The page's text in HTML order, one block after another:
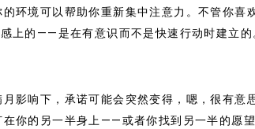
环境可以帮助你重新集中注意力。不管你喜
上的——是在有意识而不是快速行动时建立的
影响下，承诺可能会突然变得，嗯，很有意思
你的另一半身上——或者你找到另一半的愿望